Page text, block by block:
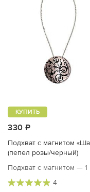
330 ₽
КУПИТЬ
Подхват с магнитом
(пепел розы/черный)
Подхват с магнитом — 1
4